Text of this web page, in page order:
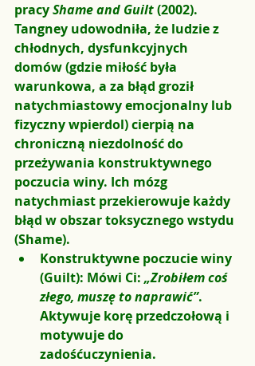
pracy Shame and Guilt (2002).
Tangney udowodniła, że ludzie z
chłodnych, dysfunkcyjnych
domów (gdzie miłość była
warunkowa, a za błąd groził
natychmiastowy emocjonalny lub
fizyczny wpierdol) cierpią na
chroniczną niezdolność do
przeżywania konstruktywnego
poczucia winy. Ich mózg
natychmiast przekierowuje każdy
błąd w obszar toksycznego wstydu
(Shame).
Konstruktywne poczucie winy
(Guilt): Mówi Ci: „Zrobiłem coś
złego, muszę to naprawić”.
Aktywuje korę przedczołową i
motywuje do
zadośćuczynienia.